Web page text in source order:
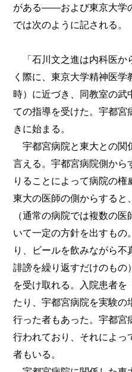
がある――および東京大学
では次のように記される。
「石川文之進は内科医か
く際に、東京大学精神医
時）に近づき、同教室の武
ての指導を受けた。宇都宮
きに始まる。
宇都宮病院と東大との関
言える。宇都宮病院側から
りることによって病院の権
東大の医師の側からすると
（通常の病院では複数の
いて一定の方針を出すもの
り、ビールを飲みながら
誹謗を繰り返すだけのもの
を受け取れる。入院患者
たり、宇都宮病院を実験の
行った者もあった。宇都宮
行われており、それによっ
者もいる。